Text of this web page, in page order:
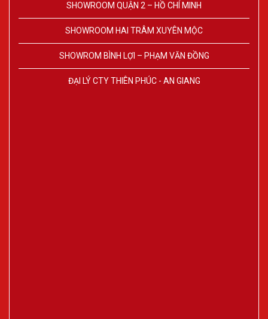
SHOWROOM QUẬN 2 – HỒ CHÍ MINH
SHOWROOM HAI TRÂM XUYÊN MỘC
SHOWROM BÌNH LỢI – PHẠM VĂN ĐỒNG
ĐẠI LÝ CTY THIÊN PHÚC - AN GIANG